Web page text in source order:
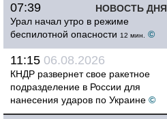
НОВОСТЬ ДНЯ
07:39
Урал начал утро в режиме
беспилотной опасности 12 мин. ©
11:15 06.08.2026
КНДР развернет свое ракетное
подразделение в России для
нанесения ударов по Украине ©